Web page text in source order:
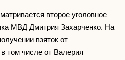
второе уголовное
МВД Дмитрия Захарченко. На
взяток от
том числе от Валерия